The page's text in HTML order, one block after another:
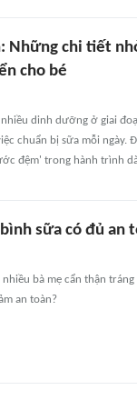
Những chi tiết
cho bé
dinh dưỡng ở giai
chuẩn bị sữa mỗi ngày.
đệm' trong hành trình
sữa có đủ an
bà mẹ cẩn thận
an toàn?